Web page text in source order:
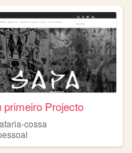
primeiro Projecto
cossa